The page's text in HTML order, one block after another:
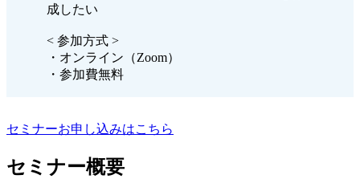
成したい
< 参加方式 >
・オンライン（Zoom）
・参加費無料
セミナーお申し込みはこちら
セミナー概要